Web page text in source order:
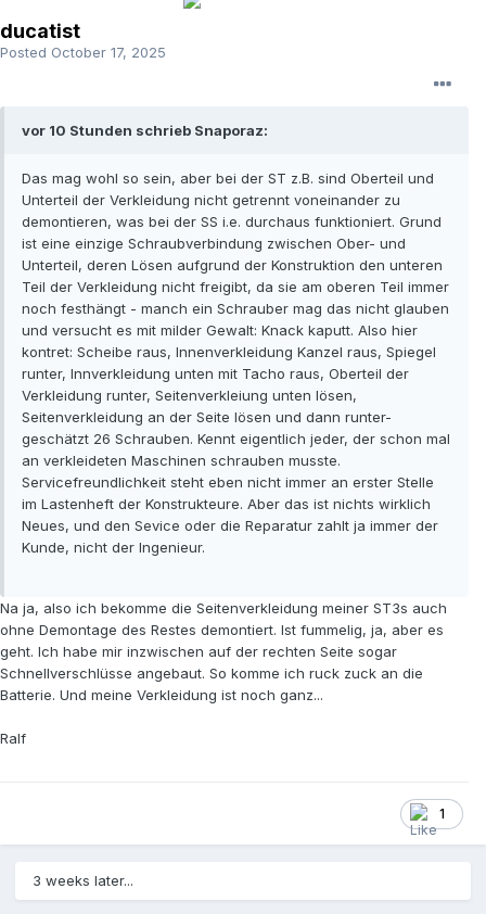
ducatist
Posted October 17, 2025
vor 10 Stunden schrieb Snaporaz:
Das mag wohl so sein, aber bei der ST z.B. sind Oberteil und
Unterteil der Verkleidung nicht getrennt voneinander zu
demontieren, was bei der SS i.e. durchaus funktioniert. Grund
ist eine einzige Schraubverbindung zwischen Ober- und
Unterteil, deren Lösen aufgrund der Konstruktion den unteren
Teil der Verkleidung nicht freigibt, da sie am oberen Teil immer
noch festhängt - manch ein Schrauber mag das nicht glauben
und versucht es mit milder Gewalt: Knack kaputt. Also hier
kontret: Scheibe raus, Innenverkleidung Kanzel raus, Spiegel
runter, Innverkleidung unten mit Tacho raus, Oberteil der
Verkleidung runter, Seitenverkleiung unten lösen,
Seitenverkleidung an der Seite lösen und dann runter-
geschätzt 26 Schrauben. Kennt eigentlich jeder, der schon mal
an verkleideten Maschinen schrauben musste.
Servicefreundlichkeit steht eben nicht immer an erster Stelle
im Lastenheft der Konstrukteure. Aber das ist nichts wirklich
Neues, und den Sevice oder die Reparatur zahlt ja immer der
Kunde, nicht der Ingenieur.
Na ja, also ich bekomme die Seitenverkleidung meiner ST3s auch
ohne Demontage des Restes demontiert. Ist fummelig, ja, aber es
geht. Ich habe mir inzwischen auf der rechten Seite sogar
Schnellverschlüsse angebaut. So komme ich ruck zuck an die
Batterie. Und meine Verkleidung ist noch ganz...
Ralf
1
3 weeks later...